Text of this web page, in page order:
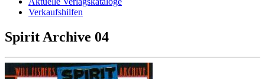
Verkaufshilfen
Spirit Archive 04